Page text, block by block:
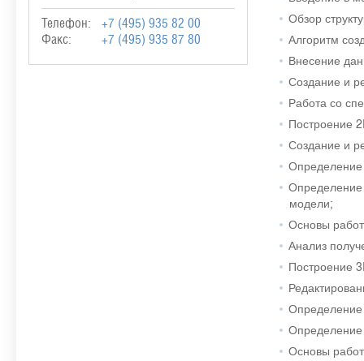
Телефон:
+7 (495) 935 82 00
Факс:
+7 (495) 935 87 80
Обзор
Алгоритм
Внесение
Создание и
Работа со
Построение
Создание и
Определение
Определение
модели;
Основы
Анализ
Построение
Определение
Определение
Основы